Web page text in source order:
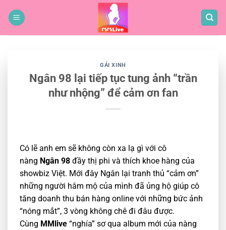
qua
GÁI XINH
Ngân 98 lại tiếp tục tung ảnh “trần
như nhộng” để cảm ơn fan
Có lẽ anh em sẽ không còn xa lạ gì với cô
nàng Ngân 98 đầy thị phi và thích khoe hàng của
showbiz Việt. Mới đây Ngân lại tranh thủ “cảm ơn”
những người hâm mộ của mình đã ủng hộ giúp cô
tăng doanh thu bán hàng online với những bức ảnh
“nóng mắt”, 3 vòng không chê đi đâu được.
Cùng MMlive “nghía” sơ qua album mới của nàng